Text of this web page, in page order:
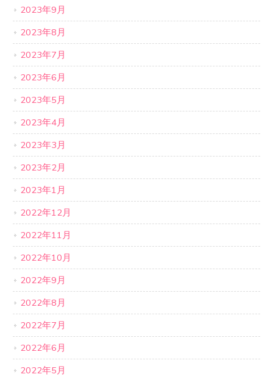
2023年9月
2023年8月
2023年7月
2023年6月
2023年5月
2023年4月
2023年3月
2023年2月
2023年1月
2022年12月
2022年11月
2022年10月
2022年9月
2022年8月
2022年7月
2022年6月
2022年5月